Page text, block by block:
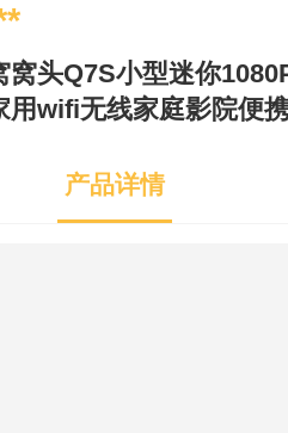
窝头Q7S小型迷你
用wifi无线家庭影院便
产品详情